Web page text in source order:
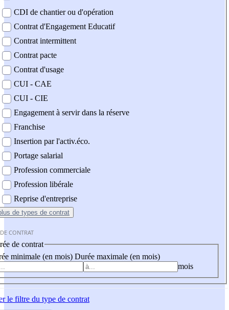
CDI de chantier ou d'opération
Contrat d'Engagement Educatif
Contrat intermittent
Contrat pacte
Contrat d'usage
CUI - CAE
CUI - CIE
Engagement à servir dans la réserve
Franchise
Insertion par l'activ.éco.
Portage salarial
Profession commerciale
Profession libérale
Reprise d'entreprise
de types de contrat
CONTRAT
de contrat
minimale (en mois) Durée maximale (en mois)
mois
le filtre du type de contrat